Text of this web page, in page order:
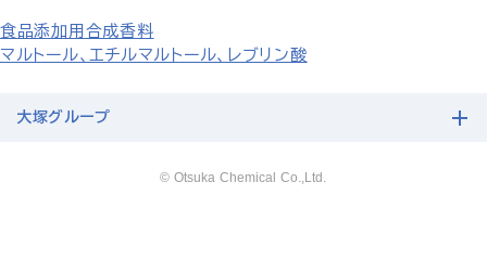
食品添加用合成香料
マルトール、エチルマルトール、レブリン酸
大塚グループ
© Otsuka Chemical Co.,Ltd.